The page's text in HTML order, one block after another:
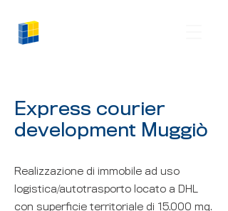
Express courier
development Muggiò
Realizzazione di immobile ad uso
logistica/autotrasporto locato a DHL
con superficie territoriale di 15.000 mq.